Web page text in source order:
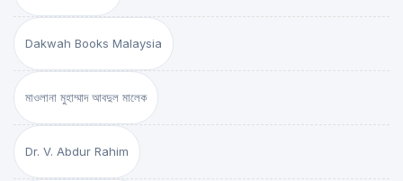
Dakwah Books Malaysia
মাওলানা মুহাম্মাদ আবদুল মালেক
Dr. V. Abdur Rahim